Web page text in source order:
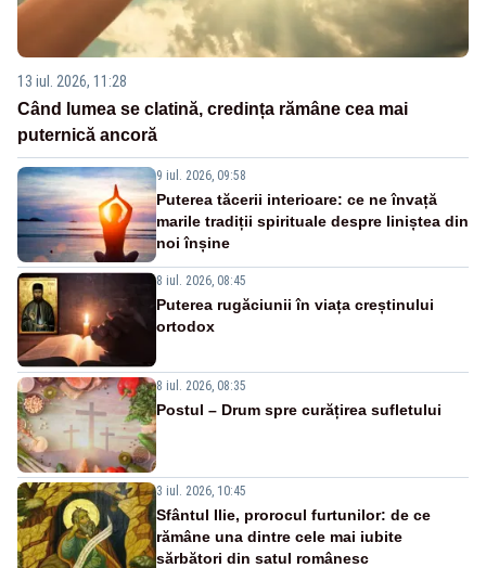
13 iul. 2026, 11:28
Când lumea se clatină, credința rămâne cea mai
puternică ancoră
9 iul. 2026, 09:58
Puterea tăcerii interioare: ce ne învață
marile tradiții spirituale despre liniștea din
noi înșine
8 iul. 2026, 08:45
Puterea rugăciunii în viața creștinului
ortodox
8 iul. 2026, 08:35
Postul – Drum spre curățirea sufletului
3 iul. 2026, 10:45
Sfântul Ilie, prorocul furtunilor: de ce
rămâne una dintre cele mai iubite
sărbători din satul românesc